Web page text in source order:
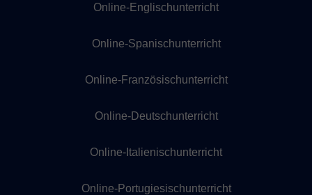
Online-Englischunterricht
Online-Spanischunterricht
Online-Französischunterricht
Online-Deutschunterricht
Online-Italienischunterricht
Online-Portugiesischunterricht